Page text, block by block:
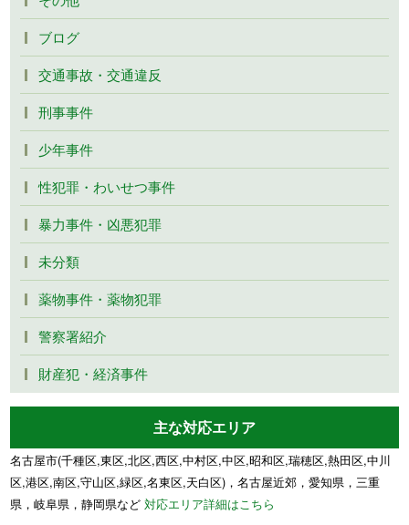
ブログ
交通事故・交通違反
刑事事件
少年事件
性犯罪・わいせつ事件
暴力事件・凶悪犯罪
未分類
薬物事件・薬物犯罪
警察署紹介
財産犯・経済事件
主な対応エリア
名古屋市(千種区,東区,北区,西区,中村区,中区,昭和区,瑞穂区,熱田区,中川
区,港区,南区,守山区,緑区,名東区,天白区)，名古屋近郊，愛知県，三重
県，岐阜県，静岡県など対応エリア詳細はこちら